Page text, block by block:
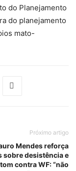
do Planejamento
do planejamento
mato-
Próximo artigo
Mendes reforça
sobre desistência e
contra WF: “não